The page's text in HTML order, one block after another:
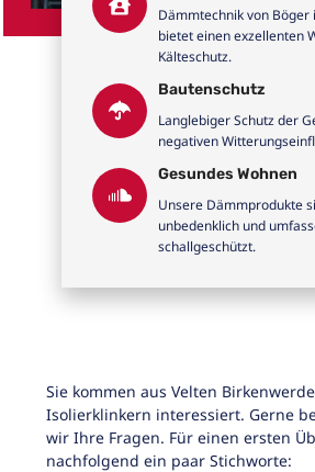
Dämmtechnik von
bietet einen exzellenten
Kälteschutz.
Bautenschutz
Langlebiger Schutz der
negativen
Gesundes Wohnen
Unsere Dämmprodukte
unbedenklich und
schallgeschützt.
Sie kommen aus Velten
Isolierklinkern interessiert. Gerne
wir Ihre Fragen. Für einen ersten
nachfolgend ein paar Stichworte: